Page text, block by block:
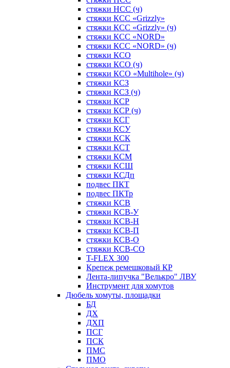
стяжки НСС (ч)
стяжки КСС «Grizzly»
стяжки КСС «Grizzly» (ч)
стяжки КСС «NORD»
стяжки КСС «NORD» (ч)
стяжки КСО
стяжки КСО (ч)
стяжки КСО «Multihole» (ч)
стяжки КСЗ
стяжки КСЗ (ч)
стяжки КСР
стяжки КСР (ч)
стяжки КСГ
стяжки КСУ
стяжки КСК
стяжки КСТ
стяжки КСМ
стяжки КСШ
стяжки КСДп
подвес ПКТ
подвес ПКТр
стяжки КСВ
стяжки КСВ-У
стяжки КСВ-Н
стяжки КСВ-П
стяжки КСВ-О
стяжки КСВ-СО
T-FLEX 300
Крепеж ремешковый КР
Лента-липучка "Велькро" ЛВУ
Инструмент для хомутов
Дюбель хомуты, площадки
БД
ДХ
ДХП
ПСГ
ПСК
ПМС
ПМО